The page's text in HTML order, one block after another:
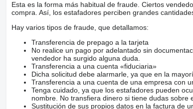
Esta es la forma más habitual de fraude. Ciertos
compra. Así, los estafadores perciben grandes
Hay varios tipos de fraude, que detallamos:
Transferencia de prepago a la tarjeta
No realice un pago por adelantado sin
vendedor ha surgido alguna duda.
Transferencia a una cuenta «fiduciaria»
Dicha solicitud debe alarmarle, ya que en la
Transferencia a una cuenta de una empresa con
Tenga cuidado, ya que los estafadores pueden
nombre. No transfiera dinero si tiene dudas sobre
Sustitución de sus propios datos en la factura de